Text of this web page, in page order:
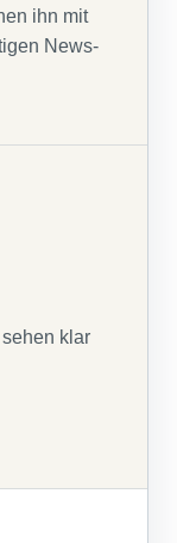
ihn mit
News-
klar